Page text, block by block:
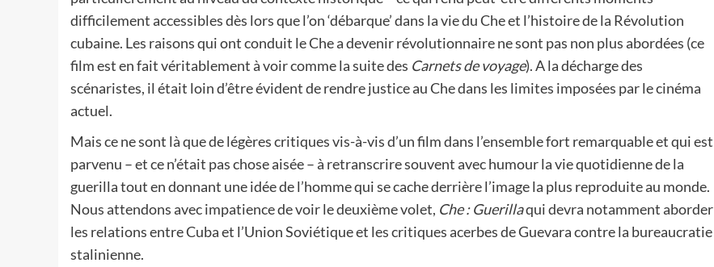
difficilement accessibles dès lors que l’on ‘débarque’ dans la vie du Che et l’histoire de la Révolution
cubaine. Les raisons qui ont conduit le Che a devenir révolutionnaire ne sont pas non plus abordées (ce
film est en fait véritablement à voir comme la suite des Carnets de voyage). A la décharge des
scénaristes, il était loin d’être évident de rendre justice au Che dans les limites imposées par le cinéma
actuel.
Mais ce ne sont là que de légères critiques vis-à-vis d’un film dans l’ensemble fort remarquable et qui est
parvenu – et ce n’était pas chose aisée – à retranscrire souvent avec humour la vie quotidienne de la
guerilla tout en donnant une idée de l’homme qui se cache derrière l’image la plus reproduite au monde.
Nous attendons avec impatience de voir le deuxième volet, Che : Guerillaqui devra notamment aborder
les relations entre Cuba et l’Union Soviétique et les critiques acerbes de Guevara contre la bureaucratie
stalinienne.